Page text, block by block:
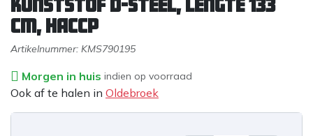
kunststof D-steel, lengte 133
cm, HACCP
Artikelnummer: KMS790195
Morgen in huis indien op voorraad
Ook af te halen in Oldebroek